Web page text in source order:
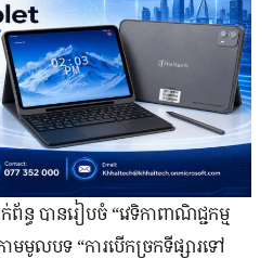
ធ បានរៀបចំ “វេទិកាពាណិជ្ជកម្ម
ោមមូលបទ “ការបើកច្រកទីផ្សារទៅ